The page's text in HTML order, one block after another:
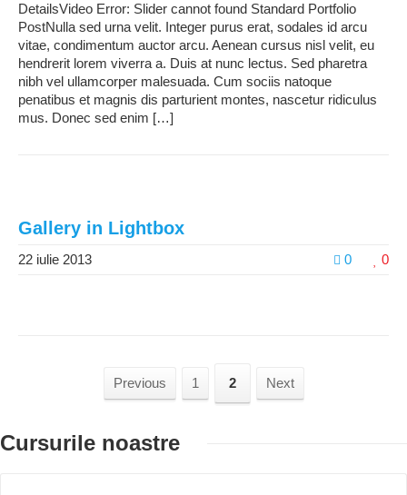
DetailsVideo Error: Slider cannot found Standard Portfolio
PostNulla sed urna velit. Integer purus erat, sodales id arcu
vitae, condimentum auctor arcu. Aenean cursus nisl velit, eu
hendrerit lorem viverra a. Duis at nunc lectus. Sed pharetra
nibh vel ullamcorper malesuada. Cum sociis natoque
penatibus et magnis dis parturient montes, nascetur ridiculus
mus. Donec sed enim […]
Gallery in Lightbox
0 0
22 iulie 2013
Previous 1 2 Next
Cursurile noastre